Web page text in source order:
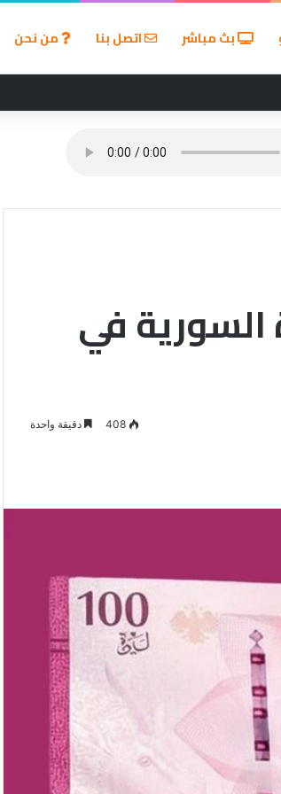
بث مباشر اتصل بنا من نحن
بعد نتائج قوية بالربع الأول من 2026
السورية في
408 دقيقة واحدة